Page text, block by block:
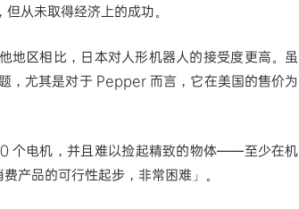
从未取得经济上的成功。
区相比，日本对人形机器人的接受度更高。虽
，尤其是对于 Pepper 而言，它在美国的售价为
个电机，并且难以捡起精致的物体——至少在机
产品的可行性起步，非常困难」。